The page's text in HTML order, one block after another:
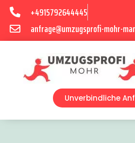
+4915792644445
anfrage@umzugsprofi-mohr-
Unverbindliche